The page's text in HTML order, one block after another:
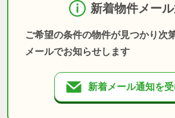
新着物件メー
ご希望の条件の物件が見つかり次第
メールでお知らせします
新着メール通知を